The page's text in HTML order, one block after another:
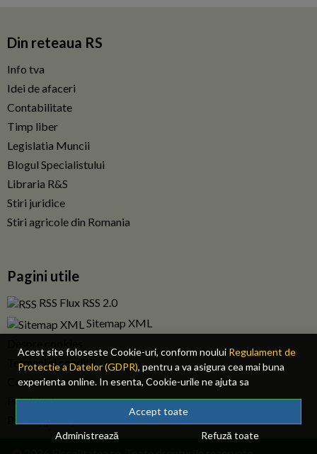
Acest site foloseste Cookie-uri, conform noului Regulament de
Protectie a Datelor (GDPR), pentru a va asigura cea mai buna
experienta online. In esenta, Cookie-urile ne ajuta sa
imbunatatim continutul de pe site, oferindu-va dvs., cititorul, o
experienta online personalizata si mult mai rapida. Ele sunt
folosite doar de site-ul nostru si partenerii nostri de incredere.
AICIpentru detalii despre politica de Cookie-uri.
Accept toate
Administrează
Refuză toate
Din reteaua RS
Info tva
Idei de afaceri
Contabilitate
Timp liber
Legislatia Muncii
Blogul Specialistului
Libraria R&S
Stiri juridice
Stiri agricole din Romania
Pagini utile
RSS Flux RSS 2.0
Sitemap XML
Termeni si conditii
Contact
Publicitate